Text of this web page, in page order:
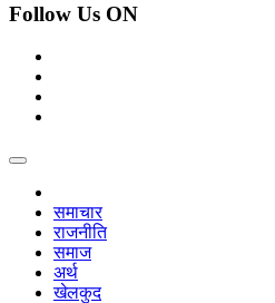
Follow Us ON
समाचार
राजनीति
समाज
अर्थ
खेलकुद